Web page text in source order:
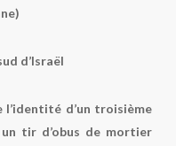
d’Israël
l’identité d’un troisième
tir d’obus de mortier